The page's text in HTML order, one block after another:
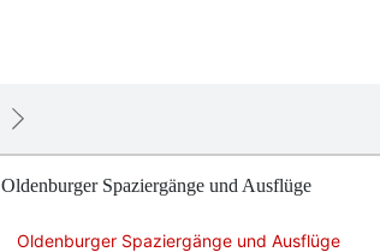
Oldenburger Spaziergänge und Ausflüge
Oldenburger Spaziergänge und Ausflüge